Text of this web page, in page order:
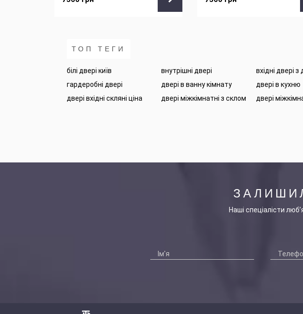
ТОП ТЕГИ
білі двері київ внутрішні двері вхідні двері
гардеробні двері
двері в ванну кімнату двері в кухню
двері вхідні скляні ціна
двері міжкімнатні з склом двері
Наші спеціалісти